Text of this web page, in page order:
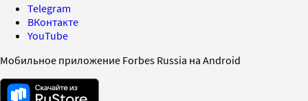
Telegram
ВКонтакте
YouTube
Мобильное приложение Forbes Russia на Android